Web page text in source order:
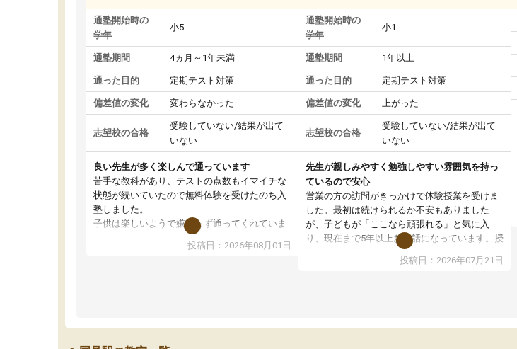
通塾開始時の
学年
小5
通塾期間 4ヵ月～1年未満
通った目的 定期テスト対策
偏差値の変化 変わらなかった
志望校の合格
受験していない/結果が出て
いない
良い先生が多く楽しんで通っています
苦手な教科があり、テストの点数もイマイチな
状態が続いていたので無料体験を受けたのち入
塾しました。
子供は楽しいようで嫌がらず通ってくれていま
先生は良い方が多く、いつも笑顔で対応して頂
投稿日：2026年08月01日
通塾開始時の
学年
小1
通塾期間 1年以上
通った目的 定期テスト対策
偏差値の変化 上がった
志望校の合格
受験していない/結果が出て
いない
先生が親しみやすく勉強しやすい雰囲気を持っ
ているので安心
営業の方の訪問がきっかけで体験授業を受けま
した。最初は続けられるか不安もありました
が、子どもが「ここなら頑張れる」と気に入
り、現在まで5年以上お世話になっています。授
業はとても分かりやすく、学校とは違った解き
方や、子どもに合った覚え方・考え方を丁寧に
投稿日：2026年07月21日